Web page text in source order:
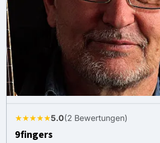
★★★★★5.0(2 Bewertungen)
9fingers